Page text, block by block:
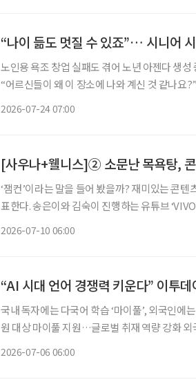
“나이 듦도 멋질 수 있죠”… 시니어
노인용 욕조 창업 실패도 겪어 노년 아젠다 생
“어르신들이 왜 이 장소에 나와 계신 것 같나요?” 2017년 건축학도였던 최연희 롱라이프랩
2026-07-24 07:00
[사우나+웰니스]② 소문난 목욕탕,
‘잼컨’이라는 말을 들어 봤을까? 재미있는 콘
표한다. 송은이와 김숙이 진행하는 유튜브
2026-07-10 06:00
“AI 시대 언어 경쟁력 키운다” 이투
국내 독자에는 다국어 학습 ‘마이풀’, 외국인에
원 대상 마이풀 지원…글로벌 취재 역량 강화
2026-07-06 06:00